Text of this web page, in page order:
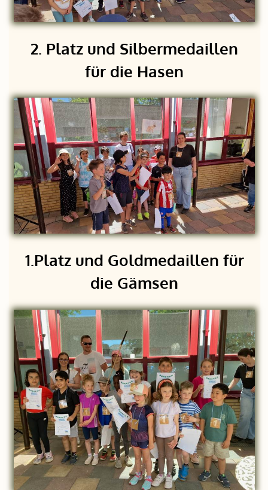
2. Platz und Silbermedaillen
für die Hasen
1.Platz und Goldmedaillen für
die Gämsen